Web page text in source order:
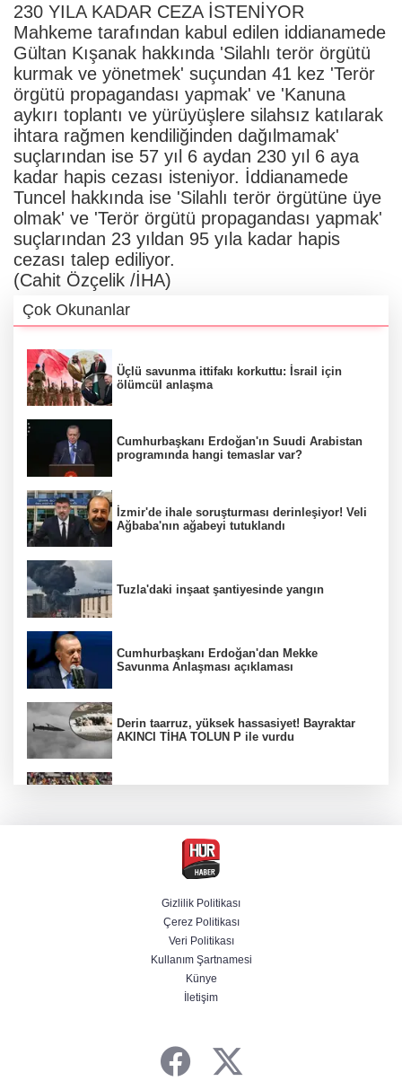
230 YILA KADAR CEZA İSTENİYOR
Mahkeme tarafından kabul edilen iddianamede
Gültan Kışanak hakkında 'Silahlı terör örgütü
kurmak ve yönetmek' suçundan 41 kez 'Terör
örgütü propagandası yapmak' ve 'Kanuna
aykırı toplantı ve yürüyüşlere silahsız katılarak
ihtara rağmen kendiliğinden dağılmamak'
suçlarından ise 57 yıl 6 aydan 230 yıl 6 aya
kadar hapis cezası isteniyor. İddianamede
Tuncel hakkında ise 'Silahlı terör örgütüne üye
olmak' ve 'Terör örgütü propagandası yapmak'
suçlarından 23 yıldan 95 yıla kadar hapis
cezası talep ediliyor.
(Cahit Özçelik /İHA)
Çok Okunanlar
Üçlü savunma ittifakı korkuttu: İsrail için
ölümcül anlaşma
Cumhurbaşkanı Erdoğan'ın Suudi Arabistan
programında hangi temaslar var?
İzmir'de ihale soruşturması derinleşiyor! Veli
Ağbaba'nın ağabeyi tutuklandı
Tuzla'daki inşaat şantiyesinde yangın
Cumhurbaşkanı Erdoğan'dan Mekke
Savunma Anlaşması açıklaması
Derin taarruz, yüksek hassasiyet! Bayraktar
AKINCI TİHA TOLUN P ile vurdu
Bölgesel güvenlik için kritik adım! Mekke
Savunma Anlaşması imzalandı
Venezuela'da iktidar partisi ile muhalefet
mutabık kaldı
BM'nin teklifine Türk tarafından kabul,
Gizlilik Politikası
Çerez Politikası
Veri Politikası
Kullanım Şartnamesi
Künye
İletişim